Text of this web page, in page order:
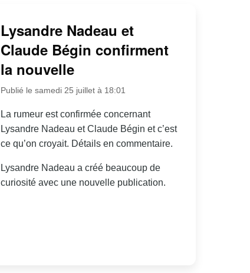
Lysandre Nadeau et
Claude Bégin confirment
la nouvelle
Publié le samedi 25 juillet à 18:01
La rumeur est confirmée concernant
Lysandre Nadeau et Claude Bégin et c’est
ce qu’on croyait. Détails en commentaire.
Lysandre Nadeau a créé beaucoup de
curiosité avec une nouvelle publication.